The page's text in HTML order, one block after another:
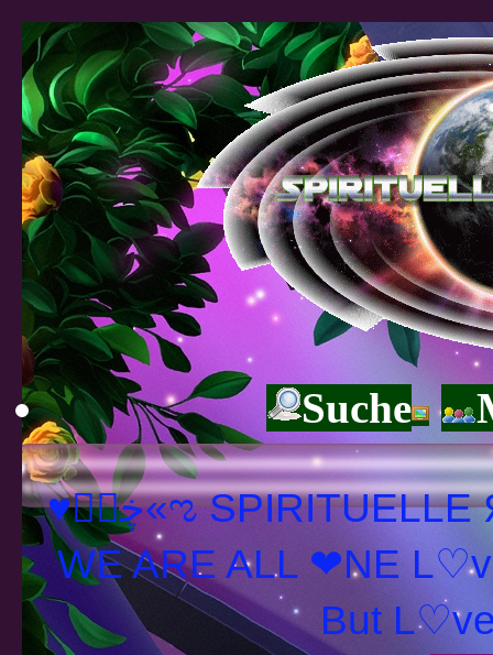
Suche
♥ڿڰۣ«ಌ SPIRITUELLE Я Ξ √ Ω L U T ↑ ☼ N - Forum -
WE ARE ALL ❤NE